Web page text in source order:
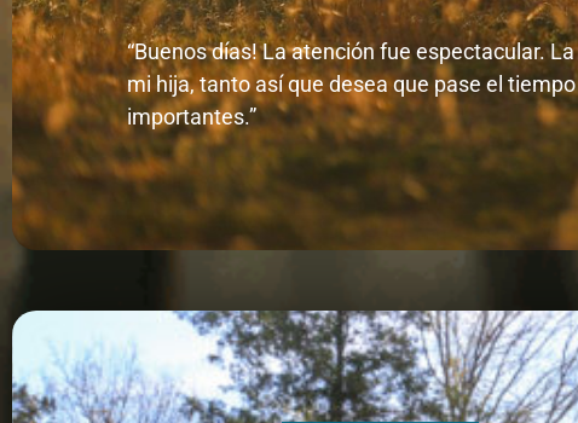
“Buenos días! La atención fue espectacular.
mi hija, tanto así que desea que pase el
importantes.”